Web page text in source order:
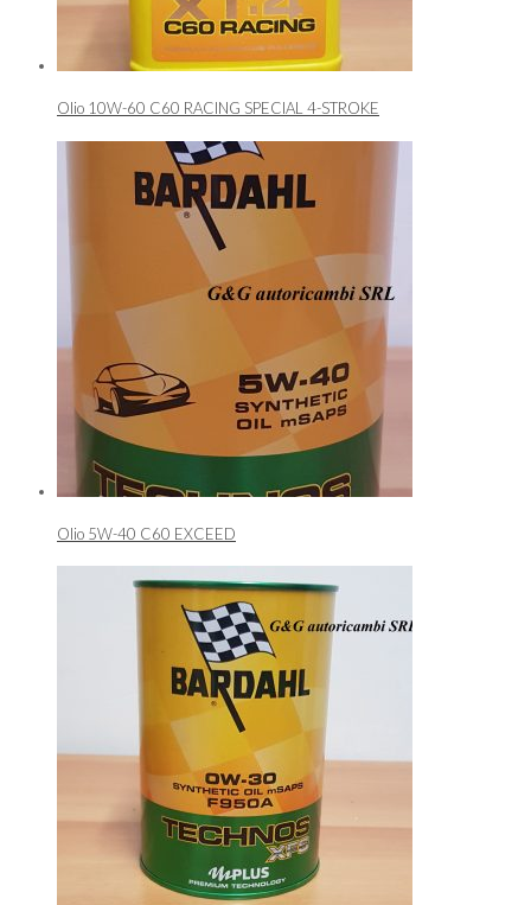
Olio 10W-60 C60 RACING SPECIAL 4-STROKE
Olio 5W-40 C60 EXCEED